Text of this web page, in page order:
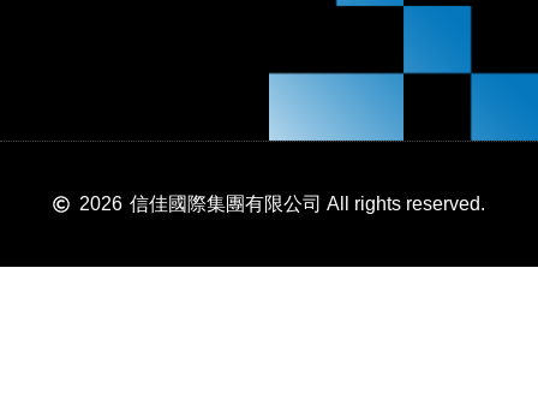
2026 信佳國際集團有限公司 All rights reserved.